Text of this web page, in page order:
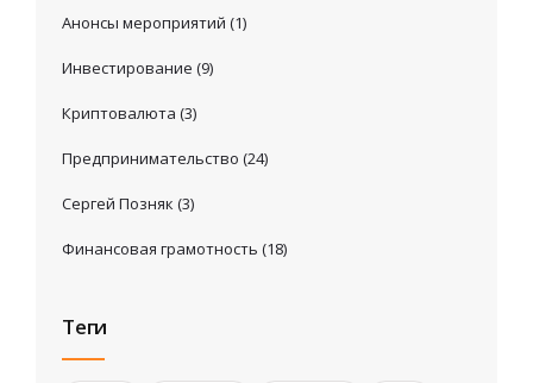
Анонсы мероприятий (1)
Инвестирование (9)
Криптовалюта (3)
Предпринимательство (24)
Сергей Позняк (3)
Финансовая грамотность (18)
Теги